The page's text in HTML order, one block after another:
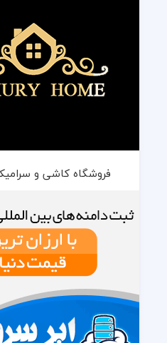
فروشگاه کاشی و